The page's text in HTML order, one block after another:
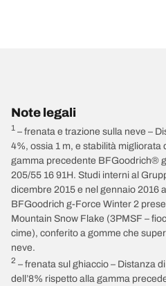
Note legali
1 – frenata e trazione sulla neve –
4%, ossia 1 m, e stabilità migliorata
gamma precedente BFGoodrich®
205/55 16 91H. Studi interni al
dicembre 2015 e nel gennaio 2016
BFGoodrich g-Force Winter 2
Mountain Snow Flake (3PMSF –
cime), conferito a gomme che
neve.
2 – frenata sul ghiaccio – Distanza
dell’8% rispetto alla gamma